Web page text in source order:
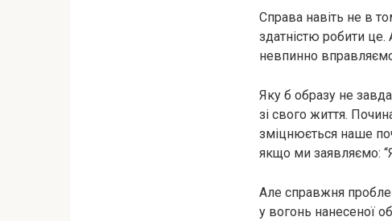
Справа навіть не в
здатністю робити
невпинно
Яку б образу не
зі свого життя.
зміцнюється наше
якщо ми заявляємо:
Але справжня
у вогонь нанесеної